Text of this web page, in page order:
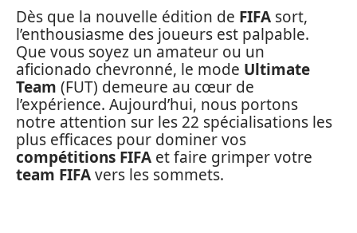
Dès que la nouvelle édition de FIFA sort,
l’enthousiasme des joueurs est palpable.
Que vous soyez un amateur ou un
aficionado chevronné, le mode Ultimate
Team (FUT) demeure au cœur de
l’expérience. Aujourd’hui, nous portons
notre attention sur les 22 spécialisations les
plus efficaces pour dominer vos
compétitions FIFA et faire grimper votre
team FIFAvers les sommets.